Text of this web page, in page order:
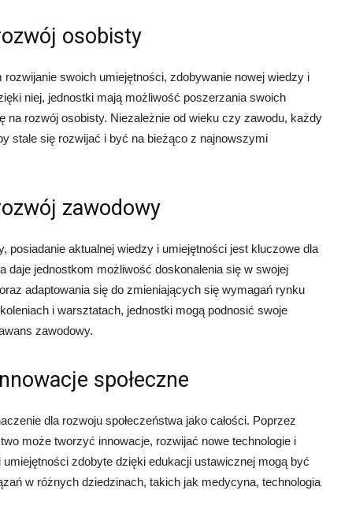
osobisty
swoich umiejętności, zdobywanie nowej wiedzy i
niej, jednostki mają możliwość poszerzania swoich
na rozwój osobisty. Niezależnie od wieku czy zawodu, każdy
stale się rozwijać i być na bieżąco z najnowszymi
zawodowy
aktualnej wiedzy i umiejętności jest kluczowe dla
daje jednostkom możliwość doskonalenia się w swojej
adaptowania się do zmieniających się wymagań rynku
i warsztatach, jednostki mogą podnosić swoje
zawodowy.
społeczne
dla rozwoju społeczeństwa jako całości. Poprzez
może tworzyć innowacje, rozwijać nowe technologie i
zdobyte dzięki edukacji ustawicznej mogą być
w różnych dziedzinach, takich jak medycyna, technologia